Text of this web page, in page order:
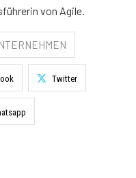
von Agile.
Twitter